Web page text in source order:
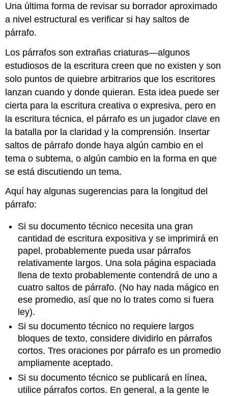
Una última forma de revisar su borrador aproximado
a nivel estructural es verificar si hay saltos de
párrafo.
Los párrafos son extrañas criaturas—algunos
estudiosos de la escritura creen que no existen y son
solo puntos de quiebre arbitrarios que los escritores
lanzan cuando y donde quieran. Esta idea puede ser
cierta para la escritura creativa o expresiva, pero en
la escritura técnica, el párrafo es un jugador clave en
la batalla por la claridad y la comprensión. Insertar
saltos de párrafo donde haya algún cambio en el
tema o subtema, o algún cambio en la forma en que
se está discutiendo un tema.
Aquí hay algunas sugerencias para la longitud del
párrafo:
Si su documento técnico necesita una gran
cantidad de escritura expositiva y se imprimirá en
papel, probablemente pueda usar párrafos
relativamente largos. Una sola página espaciada
llena de texto probablemente contendrá de uno a
cuatro saltos de párrafo. (No hay nada mágico en
ese promedio, así que no lo trates como si fuera
ley).
Si su documento técnico no requiere largos
bloques de texto, considere dividirlo en párrafos
cortos. Tres oraciones por párrafo es un promedio
ampliamente aceptado.
Si su documento técnico se publicará en línea,
utilice párrafos cortos. En general, a la gente le